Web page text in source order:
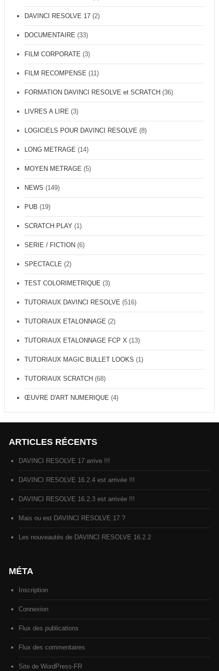
DAVINCI RESOLVE 17(2)
DOCUMENTAIRE (33)
FILM CORPORATE (3)
FILM RECOMPENSE (11)
FORMATION DAVINCI RESOLVE et SCRATCH (36)
LIVRES A LIRE (3)
LOGICIELS POUR DAVINCI RESOLVE (8)
LONG METRAGE (14)
MOYEN METRAGE (5)
NEWS (149)
PUB (19)
SCRATCH PLAY(1)
SERIE / FICTION (6)
SPECTACLE (2)
TEST COLORIMETRIQUE (3)
TUTORIAUX DAVINCI RESOLVE (516)
TUTORIAUX ETALONNAGE (2)
TUTORIAUX ETALONNAGE FCP X (13)
TUTORIAUX MAGIC BULLET LOOKS (1)
TUTORIAUX SCRATCH (68)
ŒUVRE D'ART NUMERIQUE (4)
ARTICLES RÉCENTS
DAVINCI RESOLVE 17 arrive !!!
DAVINCI RESOLVE 16.2.4 est arrivée !!!
DAVINCI RESOLVE 16.2.3 est arrivée !!!
Mais ou est DAVINCI RESOLVE 17 ?
Les nouveautés de DAVINCI RESOLVE 16.2.2
MÉTA
Inscription
Connexion
Flux des publications
Flux des commentaires
Site de WordPress-FR